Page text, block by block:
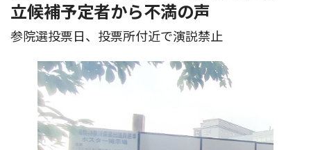
立候補予定者から不満の声
参院選投票日、投票所付近で演説禁止